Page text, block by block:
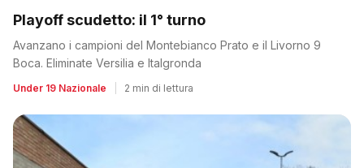
Playoff scudetto: il 1° turno
Avanzano i campioni del Montebianco Prato e il Livorno 9
Boca. Eliminate Versilia e Italgronda
Under 19 Nazionale 2 min di lettura